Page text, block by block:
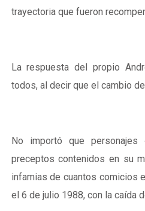
trayectoria que fueron
La respuesta del propio
todos, al decir que el cambio
No importó que
preceptos contenidos en su
infamias de cuantos comicios
el 6 de julio 1988, con la caída